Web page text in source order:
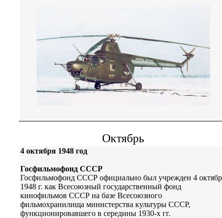
Октябрь
4 октября 1948 год
Госфильмофонд СССР
Госфильмофонд СССР официально был учрежден 4
1948 г. как Всесоюзный государственный фонд
кинофильмов СССР на базе Всесоюзного
фильмохранилища министерства культуры СССР,
функционировавшего в середины 1930-х гг.